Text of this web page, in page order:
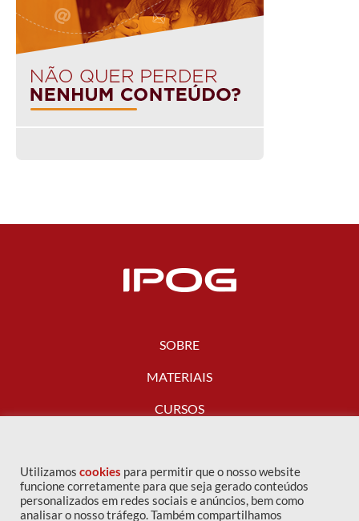
SOBRE
MATERIAIS
CURSOS
FALE CONOSCO
Utilizamos cookies para permitir que o nosso website
funcione corretamente para que seja gerado conteúdos
personalizados em redes sociais e anúncios, bem como
analisar o nosso tráfego. Também compartilhamos